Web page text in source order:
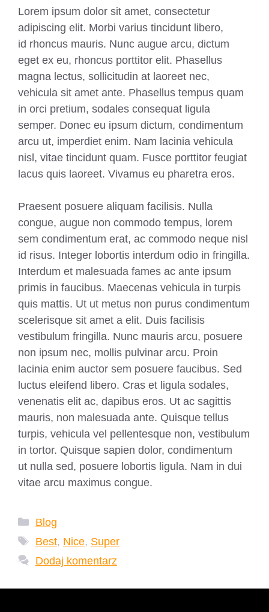
Lorem ipsum dolor sit amet, consectetur
adipiscing elit. Morbi varius tincidunt libero,
id rhoncus mauris. Nunc augue arcu, dictum
eget ex eu, rhoncus porttitor elit. Phasellus
magna lectus, sollicitudin at laoreet nec,
vehicula sit amet ante. Phasellus tempus quam
in orci pretium, sodales consequat ligula
semper. Donec eu ipsum dictum, condimentum
arcu ut, imperdiet enim. Nam lacinia vehicula
nisl, vitae tincidunt quam. Fusce porttitor feugiat
lacus quis laoreet. Vivamus eu pharetra eros.
Praesent posuere aliquam facilisis. Nulla
congue, augue non commodo tempus, lorem
sem condimentum erat, ac commodo neque nisl
id risus. Integer lobortis interdum odio in fringilla.
Interdum et malesuada fames ac ante ipsum
primis in faucibus. Maecenas vehicula in turpis
quis mattis. Ut ut metus non purus condimentum
scelerisque sit amet a elit. Duis facilisis
vestibulum fringilla. Nunc mauris arcu, posuere
non ipsum nec, mollis pulvinar arcu. Proin
lacinia enim auctor sem posuere faucibus. Sed
luctus eleifend libero. Cras et ligula sodales,
venenatis elit ac, dapibus eros. Ut ac sagittis
mauris, non malesuada ante. Quisque tellus
turpis, vehicula vel pellentesque non, vestibulum
in tortor. Quisque sapien dolor, condimentum
ut nulla sed, posuere lobortis ligula. Nam in dui
vitae arcu maximus congue.
Kategorie
Blog
Tagi
Best, Nice, Super
Dodaj komentarz